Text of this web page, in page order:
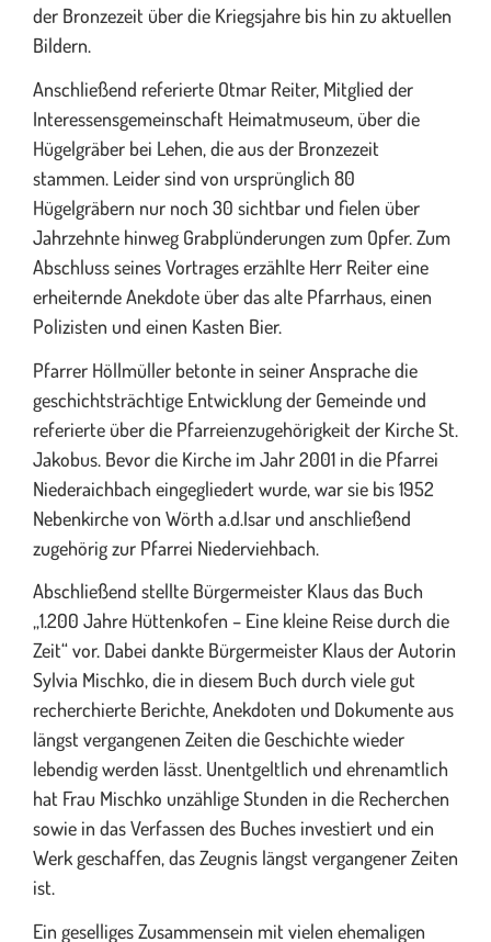
der Bronzezeit über die Kriegsjahre bis hin zu aktuellen
Bildern.
Anschließend referierte Otmar Reiter, Mitglied der
Interessensgemeinschaft Heimatmuseum, über die
Hügelgräber bei Lehen, die aus der Bronzezeit
stammen. Leider sind von ursprünglich 80
Hügelgräbern nur noch 30 sichtbar und fielen über
Jahrzehnte hinweg Grabplünderungen zum Opfer. Zum
Abschluss seines Vortrages erzählte Herr Reiter eine
erheiternde Anekdote über das alte Pfarrhaus, einen
Polizisten und einen Kasten Bier.
Pfarrer Höllmüller betonte in seiner Ansprache die
geschichtsträchtige Entwicklung der Gemeinde und
referierte über die Pfarreienzugehörigkeit der Kirche St.
Jakobus. Bevor die Kirche im Jahr 2001 in die Pfarrei
Niederaichbach eingegliedert wurde, war sie bis 1952
Nebenkirche von Wörth a.d.Isar und anschließend
zugehörig zur Pfarrei Niederviehbach.
Abschließend stellte Bürgermeister Klaus das Buch
„1.200 Jahre Hüttenkofen – Eine kleine Reise durch die
Zeit“ vor. Dabei dankte Bürgermeister Klaus der Autorin
Sylvia Mischko, die in diesem Buch durch viele gut
recherchierte Berichte, Anekdoten und Dokumente aus
längst vergangenen Zeiten die Geschichte wieder
lebendig werden lässt. Unentgeltlich und ehrenamtlich
hat Frau Mischko unzählige Stunden in die Recherchen
sowie in das Verfassen des Buches investiert und ein
Werk geschaffen, das Zeugnis längst vergangener Zeiten
ist.
Ein geselliges Zusammensein mit vielen ehemaligen